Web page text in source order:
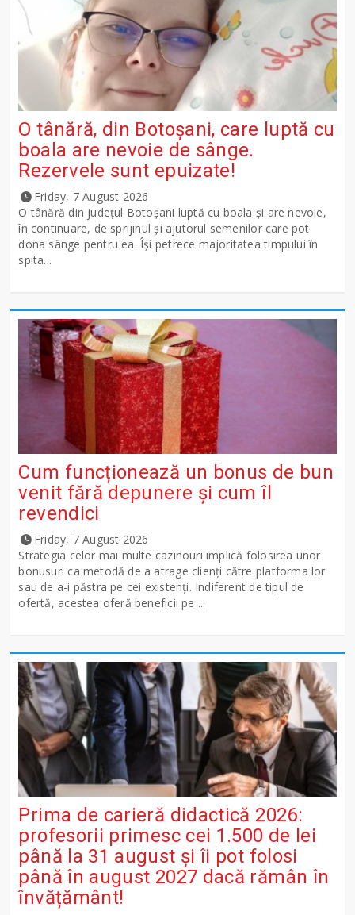
O tânără, din Botoșani, care luptă cu
boala are nevoie de sânge.
Rezervele sunt epuizate!
Friday, 7 August 2026
O tânără din județul Botoșani luptă cu boala și are nevoie,
în continuare, de sprijinul și ajutorul semenilor care pot
dona sânge pentru ea. Își petrece majoritatea timpului în
spita...
Cum funcționează un bonus de bun
venit fără depunere și cum îl
revendici
Friday, 7 August 2026
Strategia celor mai multe cazinouri implică folosirea unor
bonusuri ca metodă de a atrage clienți către platforma lor
sau de a-i păstra pe cei existenți. Indiferent de tipul de
ofertă, acestea oferă beneficii pe ...
Prima de carieră didactică 2026:
profesorii primesc cei 1.500 de lei
până la 31 august și îi pot folosi
până în august 2027 dacă rămân în
învățământ!